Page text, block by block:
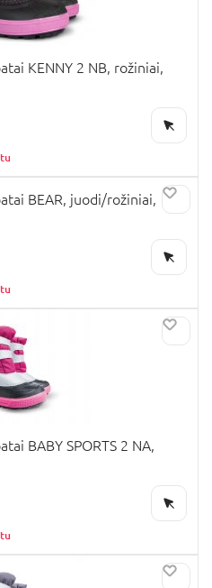
KENNY 2 NB, rožiniai,
BEAR, juodi/rožiniai,
BABY SPORTS 2 NA,